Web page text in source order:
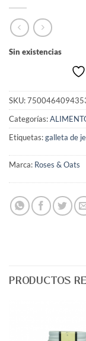
Sin existencias
SKU:
Categorías:
Etiquetas:galleta de
Marca: Roses & Oats
PRODUCTOS